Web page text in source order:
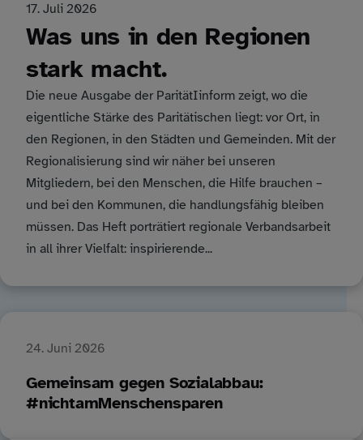
17. Juli 2026
Was uns in den Regionen
stark macht.
Die neue Ausgabe der ParitätIinform zeigt, wo die
eigentliche Stärke des Paritätischen liegt: vor Ort, in
den Regionen, in den Städten und Gemeinden. Mit der
Regionalisierung sind wir näher bei unseren
Mitgliedern, bei den Menschen, die Hilfe brauchen –
und bei den Kommunen, die handlungsfähig bleiben
müssen. Das Heft porträtiert regionale Verbandsarbeit
in all ihrer Vielfalt: inspirierende...
24. Juni 2026
Gemeinsam gegen Sozialabbau:
#nichtamMenschensparen